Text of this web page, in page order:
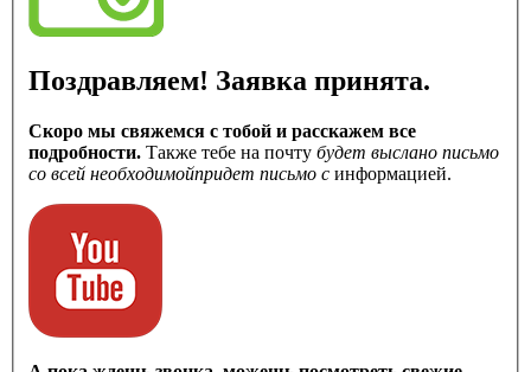
Поздравляем! Заявка принята.
Скоро мы свяжемся с тобой и расскажем все
подробности. Также тебе на почту будет выслано письмо
со всей необходимойпридет письмо с информацией.